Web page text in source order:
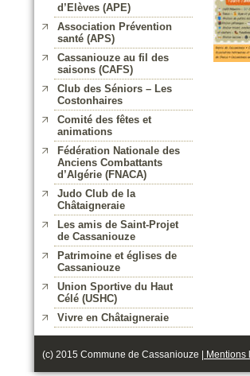
d’Elèves (APE)
Association Prévention
santé (APS)
Cassaniouze au fil des
saisons (CAFS)
Club des Séniors – Les
Costonhaires
Comité des fêtes et
animations
Fédération Nationale des
Anciens Combattants
d’Algérie (FNACA)
Judo Club de la
Châtaigneraie
Les amis de Saint-Projet
de Cassaniouze
Patrimoine et églises de
Cassaniouze
Union Sportive du Haut
Célé (USHC)
Vivre en Châtaigneraie
(c) 2015 Commune de Cassaniouze | Mentions